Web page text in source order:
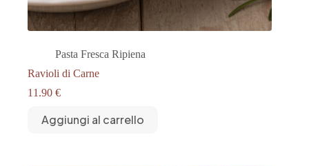
Pasta Fresca Ripiena
Ravioli di Carne
11.90 €
Aggiungi al carrello